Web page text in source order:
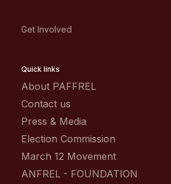
Get Involved
Quick links
About PAFFREL
Contact us
Press & Media
Election Commission
March 12 Movement
ANFREL - FOUNDATION